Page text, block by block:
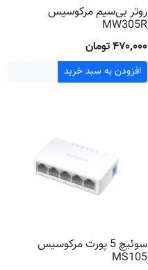
روتر بی‌سیم مرکوسیس
MW305R
۴۷۰٬۰۰۰ تومان
افزودن به سبد خرید
سوئیچ 5 پورت مرکوسیس
MS105